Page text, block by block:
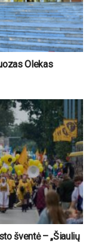
Olekas
šventė – „Šiaulių